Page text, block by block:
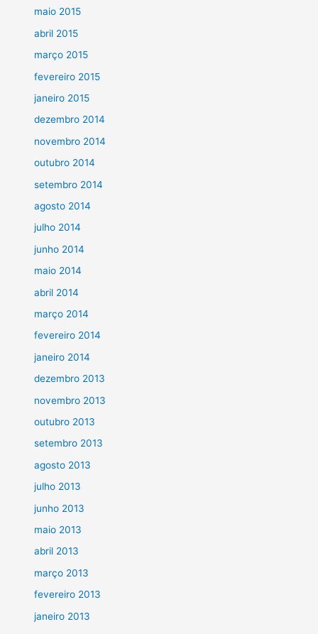
maio 2015
abril 2015
março 2015
fevereiro 2015
janeiro 2015
dezembro 2014
novembro 2014
outubro 2014
setembro 2014
agosto 2014
julho 2014
junho 2014
maio 2014
abril 2014
março 2014
fevereiro 2014
janeiro 2014
dezembro 2013
novembro 2013
outubro 2013
setembro 2013
agosto 2013
julho 2013
junho 2013
maio 2013
abril 2013
março 2013
fevereiro 2013
janeiro 2013